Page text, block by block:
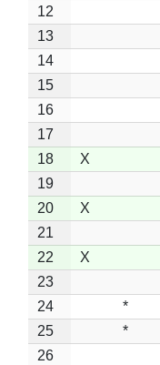
12
13
14
15
16
17
18
X
19
20
X
21
22
X
23
24
*
25
*
26